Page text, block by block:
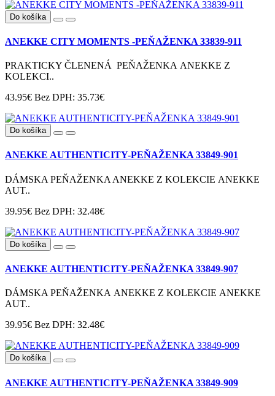
Do košíka
ANEKKE CITY MOMENTS -PEŇAŽENKA 33839-911
PRAKTICKY ČLENENÁ PEŇAŽENKA ANEKKE Z
KOLEKCI..
43.95€ Bez DPH: 35.73€
Do košíka
ANEKKE AUTHENTICITY-PEŇAŽENKA 33849-901
DÁMSKA PEŇAŽENKA ANEKKE Z KOLEKCIE ANEKKE
AUT..
39.95€ Bez DPH: 32.48€
Do košíka
ANEKKE AUTHENTICITY-PEŇAŽENKA 33849-907
DÁMSKA PEŇAŽENKA ANEKKE Z KOLEKCIE ANEKKE
AUT..
39.95€ Bez DPH: 32.48€
Do košíka
ANEKKE AUTHENTICITY-PEŇAŽENKA 33849-909